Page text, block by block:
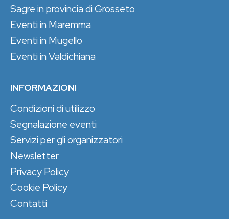
Sagre in provincia di Grosseto
Eventi in Maremma
Eventi in Mugello
Eventi in Valdichiana
INFORMAZIONI
Condizioni di utilizzo
Segnalazione eventi
Servizi per gli organizzatori
Newsletter
Privacy Policy
Cookie Policy
Contatti